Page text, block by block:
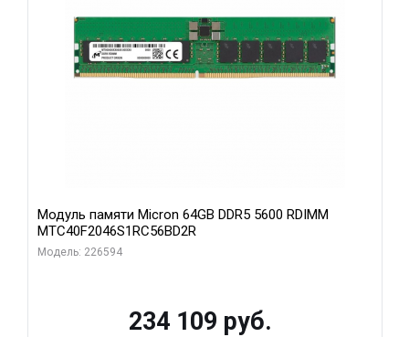
Модуль памяти Micron 64GB DDR5 5600 RDIMM
MTC40F2046S1RC56BD2R
Модель: 226594
234 109 руб.